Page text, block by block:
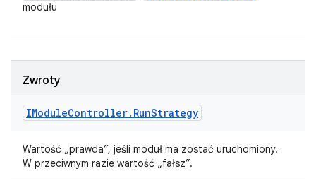
modułu
Zwroty
IModuleController. RunStrategy
Wartość „prawda”, jeśli moduł ma zostać uruchomiony.
W przeciwnym razie wartość „fałsz”.